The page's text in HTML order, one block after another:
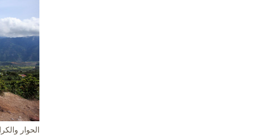
الحوار